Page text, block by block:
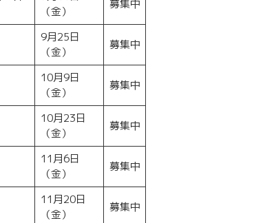
（金）
募集中
9月25日
（金）
募集中
10月9日
（金）
募集中
10月23日
（金）
募集中
11月6日
（金）
募集中
11月20日
（金）
募集中